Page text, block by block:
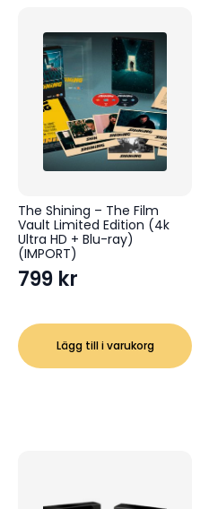
The Shining – The Film
Vault Limited Edition (4k
Ultra HD + Blu-ray)
(IMPORT)
799 kr
Lägg till i varukorg